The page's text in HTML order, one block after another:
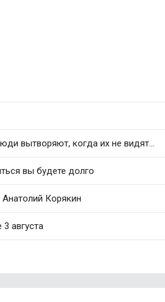
вытворяют, когда их не видят...
вы будете долго
Корякин
августа